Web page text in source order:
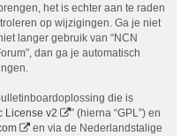
het is echter aan te raden
op wijzigingen. Ga je niet
langer gebruik van “NCN
dan ga je automatisch
die is
License v2
” (hierna “GPL”) en
en via de Nederlandstalige